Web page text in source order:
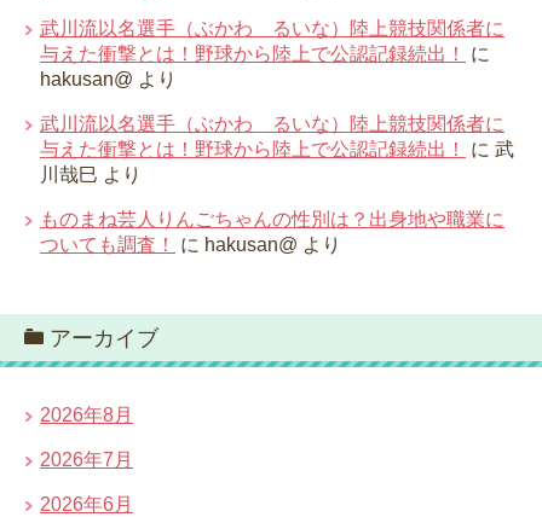
武川流以名選手（ぶかわ るいな）陸上競技関係者に
与えた衝撃とは！野球から陸上で公認記録続出！
に
hakusan@ より
武川流以名選手（ぶかわ るいな）陸上競技関係者に
与えた衝撃とは！野球から陸上で公認記録続出！
に 武
川哉巳 より
ものまね芸人りんごちゃんの性別は？出身地や職業に
ついても調査！
に hakusan@ より
アーカイブ
2026年8月
2026年7月
2026年6月